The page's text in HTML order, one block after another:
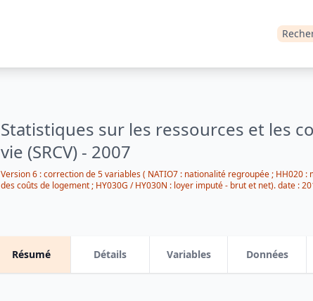
Statistiques sur les ressources et les
vie (SRCV) - 2007
Version 6 : correction de 5 variables ( NATIO7 : nationalité regroupée ; HH020
des coûts de logement ; HY030G / HY030N : loyer imputé - brut et net).date :
Résumé Détails Variables Données